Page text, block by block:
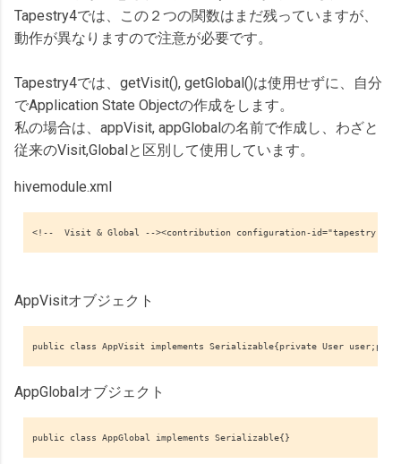
Tapestry4では、この２つの関数はまだ残っていますが、
動作が異なりますので注意が必要です。
Tapestry4では、getVisit(), getGlobal()は使用せずに、自分
でApplication State Objectの作成をします。
私の場合は、appVisit, appGlobalの名前で作成し、わざと
従来のVisit,Globalと区別して使用しています。
hivemodule.xml
<!--  Visit & Global --><contribution configuration-
AppVisitオブジェクト
public class AppVisit implements Serializable{private User
AppGlobalオブジェクト
public class AppGlobal implements Serializable{}